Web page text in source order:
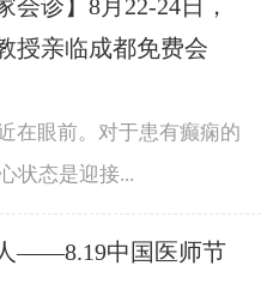
会诊】8月22-24日，
授亲临成都免费会
在眼前。对于患有癫痫的
状态是迎接...
——8.19中国医师节